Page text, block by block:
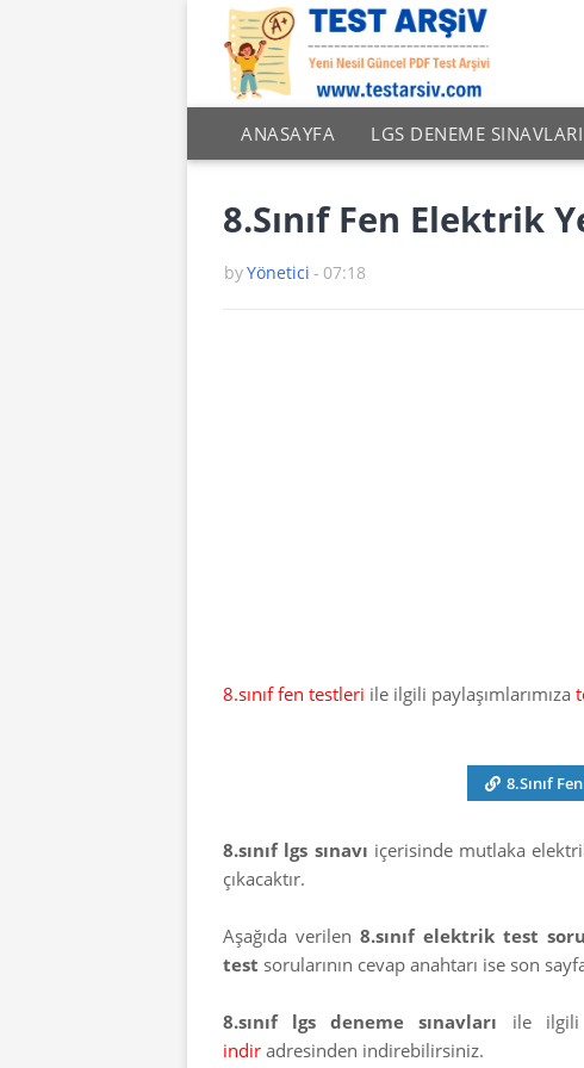
ANASAYFA LGS DENEME SINAVLARI
8.Sınıf Fen Elektrik
byYönetici - 07:18
8.sınıf fen testleri ile ilgili paylaşımlarımıza
8.Sınıf
8.sınıf lgs sınavı içerisinde mutlaka
çıkacaktır.
Aşağıda verilen 8.sınıf elektrik test
test sorularının cevap anahtarı ise son
8.sınıf lgs deneme sınavları ile
indir adresinden indirebilirsiniz.